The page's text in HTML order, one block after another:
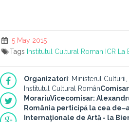
5 May 2015
Tags Institutul Cultural Roman ICR
Organizatori: Ministerul
Institutul Cultural RomânComisar
MorariuVicecomisar:
România perticipă la cea
Internaţionale de Artă - la